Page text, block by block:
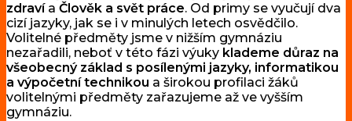
zdravía Člověk a svět práce. Od primy se vyučují dva
cizí jazyky, jak se i v minulých letech osvědčilo.
Volitelné předměty jsme v nižším gymnáziu
nezařadili, neboť v této fázi výuky klademe důraz na
všeobecný základ s posílenými jazyky, informatikou
a výpočetní technikou a širokou profilaci žáků
volitelnými předměty zařazujeme až ve vyšším
gymnáziu.